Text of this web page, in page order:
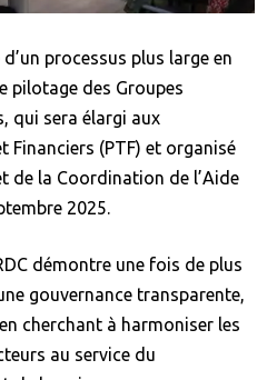
processus plus large en
pilotage des Groupes
qui sera élargi aux
Financiers (PTF) et organisé
de la Coordination de l’Aide
2025.
démontre une fois de plus
gouvernance transparente,
cherchant à harmoniser les
au service du